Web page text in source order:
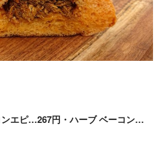
ンエピ…267円・ハーブ ベーコン…